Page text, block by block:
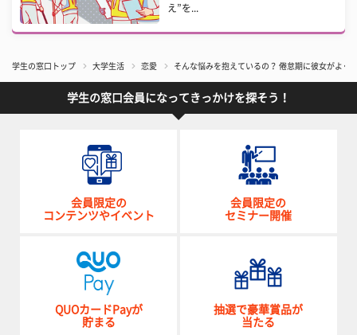
え”を...
学生の窓口トップ 大学生活 恋愛 そんな悩みを抱えているの？ 倦怠期に彼女がよく
学生の窓口会員になってきっかけを探そう！
会員限定の
コンテンツやイベント
会員限定の
セミナー開催
QUOカードPayが
貯まる
抽選で豪華賞品が
当たる